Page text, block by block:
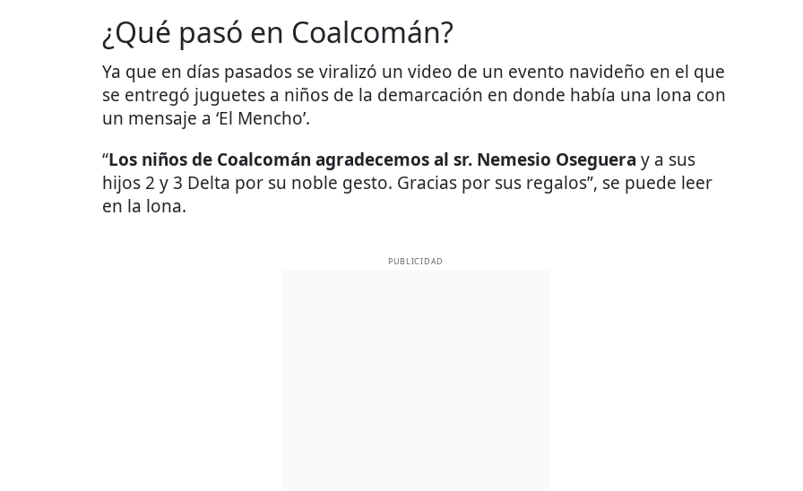
¿Qué pasó en Coalcomán?
Ya que en días pasados se viralizó un video de un evento navideño en el que
se entregó juguetes a niños de la demarcación en donde había una lona con
un mensaje a ‘El Mencho’.
“Los niños de Coalcomán agradecemos al sr. Nemesio Oseguera y a sus
hijos 2 y 3 Delta por su noble gesto. Gracias por sus regalos”, se puede leer
en la lona.
PUBLICIDAD